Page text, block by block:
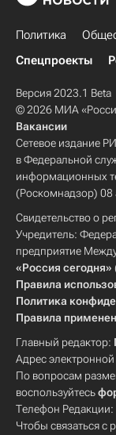
Политика
Спецпроекты
Версия 2023.1 Beta
© 2026 МИА
Вакансии
Сетевое издание
в Федеральной
информационных
(Роскомнадзор) 08
Свидетельство о
Учредитель:
предприятие
«Россия сегодня»
Правила
Политика
Правила
Главный редактор:
Адрес
По вопросам
воспользуйтесь
Телефон Редакции:
Чтобы связаться с